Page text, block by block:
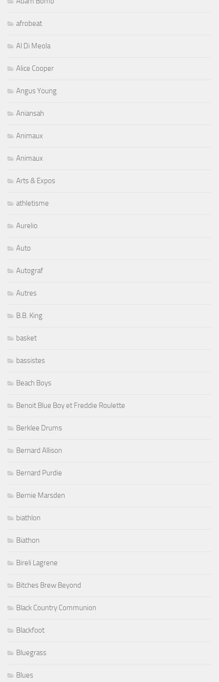
afrobeat
Al Di Meola
Alice Cooper
Angus Young
Aniansah
Animaux
Animaux
Arts & Expos
athletisme
Aurelio
Auto
Autograf
Autres
B.B. King
basket
bassistes
Beach Boys
Benoit Blue Boy et Freddie Roulette
Berklee Drums
Bernard Allison
Bernard Purdie
Bernie Marsden
biathlon
Biathon
Bireli Lagrene
Bitches Brew Beyond
Black Country Communion
Blackfoot
Bluegrass
Blues